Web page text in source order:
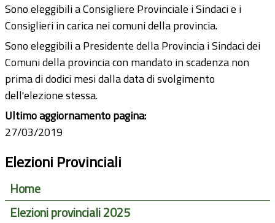
Sono eleggibili a Consigliere Provinciale i Sindaci e i
Consiglieri in carica nei comuni della provincia.
Sono eleggibili a Presidente della Provincia i Sindaci dei
Comuni della provincia con mandato in scadenza non
prima di dodici mesi dalla data di svolgimento
dell'elezione stessa.
Ultimo aggiornamento pagina:
27/03/2019
Elezioni Provinciali
Home
Elezioni provinciali 2025